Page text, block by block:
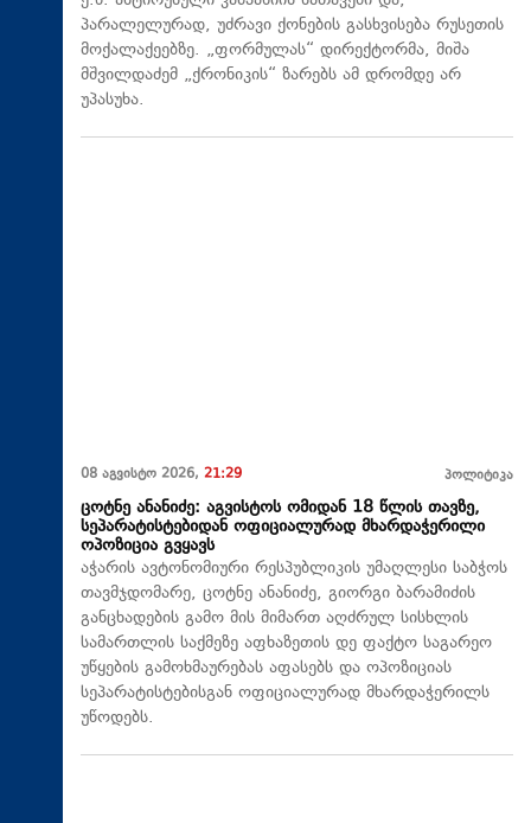
პარალელურად, უძრავი ქონების გასხვისება რუსეთის
მოქალაქეებზე. „ფორმულას“ დირექტორმა, მიშა
მშვილდაძემ „ქრონიკის“ ზარებს ამ დრომდე არ
უპასუხა.
08 აგვისტო 2026, 21:29 პოლიტიკა
ცოტნე ანანიძე: აგვისტოს ომიდან 18 წლის თავზე,
სეპარატისტებიდან ოფიციალურად მხარდაჭერილი
ოპოზიცია გვყავს
აჭარის ავტონომიური რესპუბლიკის უმაღლესი საბჭოს
თავმჯდომარე, ცოტნე ანანიძე, გიორგი ბარამიძის
განცხადების გამო მის მიმართ აღძრულ სისხლის
სამართლის საქმეზე აფხაზეთის დე ფაქტო საგარეო
უწყების გამოხმაურებას აფასებს და ოპოზიციას
სეპარატისტებისგან ოფიციალურად მხარდაჭერილს
უწოდებს.